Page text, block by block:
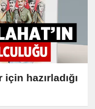
hazırladığı